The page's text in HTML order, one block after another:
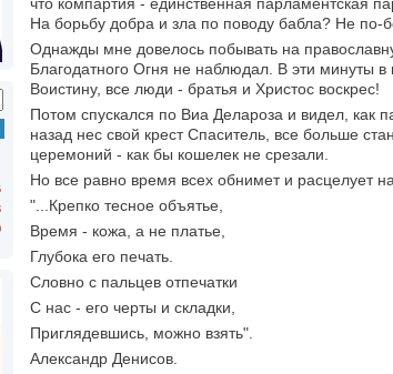
На борьбу добра и зла по поводу бабла? Не по-
Однажды мне довелось побывать на
Благодатного Огня не наблюдал. В эти минуты
Воистину, все люди - братья и Христос воскрес!
Потом спускался по Виа Делароза и видел, как
назад нес свой крест Спаситель, все больше
церемоний - как бы кошелек не срезали.
Но все равно время всех обнимет и расцелует
"...Крепко тесное объятье,
Время - кожа, а не платье,
Глубока его печать.
Словно с пальцев отпечатки
С нас - его черты и складки,
Приглядевшись, можно взять".
Александр Денисов.